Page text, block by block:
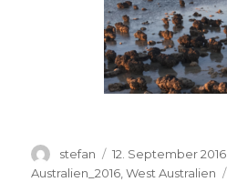
Autor
stefan
Veröffentlicht
am
12. September 2016
Australien_2016 ,West Australien